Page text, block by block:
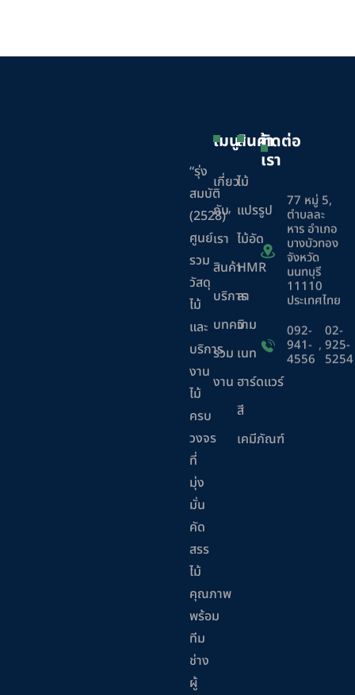
“รุ่ง
สมบัติ
(2528)”
ศูนย์
รวม
วัสดุ
ไม้
และ
บริการ
งาน
ไม้
ครบ
วงจร
ที่
มุ่ง
มั่น
คัด
สรร
ไม้
คุณภาพ
พร้อม
ทีม
ช่าง
ผู้
เมนู
เกี่ยว
กับ
เรา
สินค้า
บริการ
บทความ
ร่วม
งาน
สินค้า
ไม้
แปรรูป
ไม้อัด
HMR
ลา
มิ
เนท
ฮาร์ดแวร์
สี
เคมีภัณฑ์
ติดต่อ
เรา
77 หมู่ 5,
ตำบลละ
หาร อำเภอ
บางบัวทอง
จังหวัด
นนทบุรี
11110
ประเทศไทย
092-
941-
4556
,
02-
925-
5254